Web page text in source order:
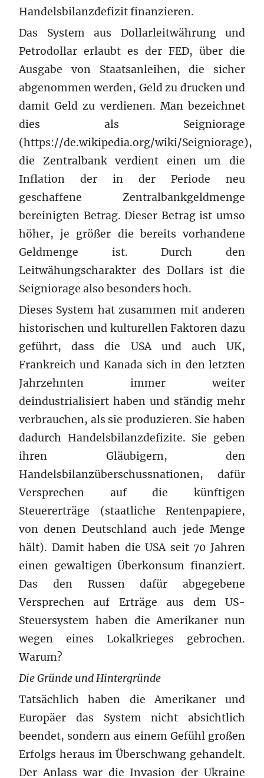
Handelsbilanzdefizit finanzieren.
Das System aus Dollarleitwährung und
Petrodollar erlaubt es der FED, über die
Ausgabe von Staatsanleihen, die sicher
abgenommen werden, Geld zu drucken und
damit Geld zu verdienen. Man bezeichnet
dies als Seigniorage
(https://de.wikipedia.org/wiki/Seigniorage),
die Zentralbank verdient einen um die
Inflation der in der Periode neu
geschaffene Zentralbankgeldmenge
bereinigten Betrag. Dieser Betrag ist umso
höher, je größer die bereits vorhandene
Geldmenge ist. Durch den
Leitwähungscharakter des Dollars ist die
Seigniorage also besonders hoch.
Dieses System hat zusammen mit anderen
historischen und kulturellen Faktoren dazu
geführt, dass die USA und auch UK,
Frankreich und Kanada sich in den letzten
Jahrzehnten immer weiter
deindustrialisiert haben und ständig mehr
verbrauchen, als sie produzieren. Sie haben
dadurch Handelsbilanzdefizite. Sie geben
ihren Gläubigern, den
Handelsbilanzüberschussnationen, dafür
Versprechen auf die künftigen
Steuererträge (staatliche Rentenpapiere,
von denen Deutschland auch jede Menge
hält). Damit haben die USA seit 70 Jahren
einen gewaltigen Überkonsum finanziert.
Das den Russen dafür abgegebene
Versprechen auf Erträge aus dem US-
Steuersystem haben die Amerikaner nun
wegen eines Lokalkrieges gebrochen.
Warum?
Die Gründe und Hintergründe
Tatsächlich haben die Amerikaner und
Europäer das System nicht absichtlich
beendet, sondern aus einem Gefühl großen
Erfolgs heraus im Überschwang gehandelt.
Der Anlass war die Invasion der Ukraine